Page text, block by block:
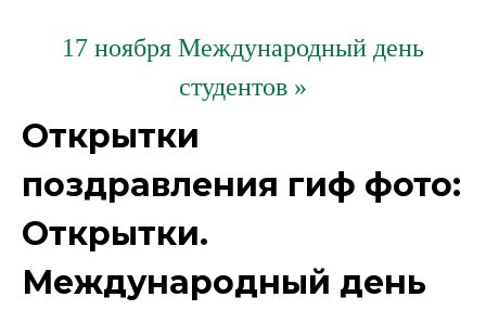
17 ноября Международный день
студентов »
Открытки
поздравления гиф фото:
Открытки.
Международный день